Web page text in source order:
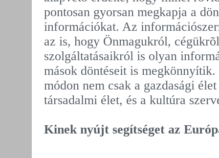
pontosan gyorsan megkapja a
információkat. Az
az is, hogy Önmagukról,
szolgáltatásaikról is olyan
mások döntéseit is megkönnyítik.
módon nem csak a gazdasági
társadalmi élet, és a kultúra
Kinek nyújt segítséget az